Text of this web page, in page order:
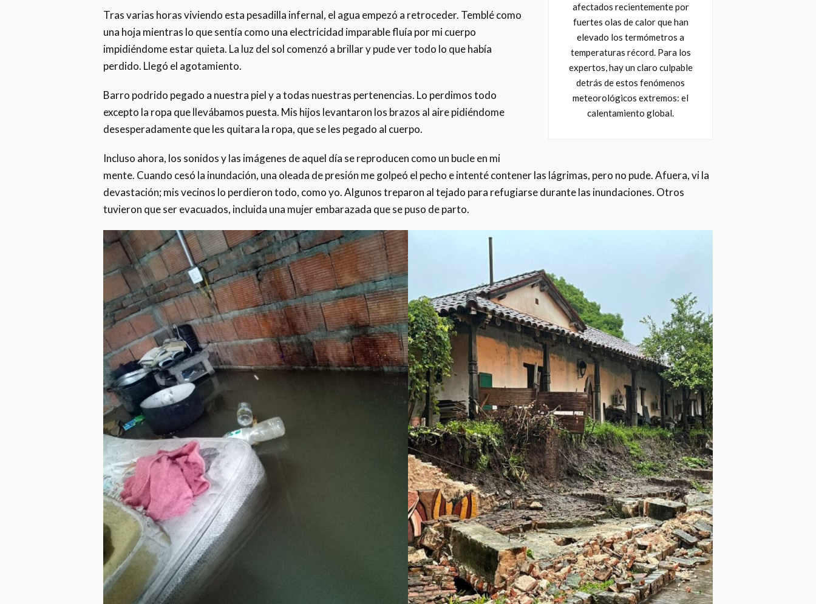
afectados recientemente por
fuertes olas de calor que han
elevado los termómetros a
temperaturas récord. Para los
expertos, hay un claro culpable
detrás de estos fenómenos
meteorológicos extremos: el
calentamiento global.
Tras varias horas viviendo esta pesadilla infernal, el agua empezó a retroceder. Temblé como
una hoja mientras lo que sentía como una electricidad imparable fluía por mi cuerpo
impidiéndome estar quieta. La luz del sol comenzó a brillar y pude ver todo lo que había
perdido. Llegó el agotamiento.
Barro podrido pegado a nuestra piel y a todas nuestras pertenencias. Lo perdimos todo
excepto la ropa que llevábamos puesta. Mis hijos levantaron los brazos al aire pidiéndome
desesperadamente que les quitara la ropa, que se les pegado al cuerpo.
Incluso ahora, los sonidos y las imágenes de aquel día se reproducen como un bucle en mi
mente. Cuando cesó la inundación, una oleada de presión me golpeó el pecho e intenté contener las lágrimas, pero no pude. Afuera, vi la
devastación; mis vecinos lo perdieron todo, como yo. Algunos treparon al tejado para refugiarse durante las inundaciones. Otros
tuvieron que ser evacuados, incluida una mujer embarazada que se puso de parto.